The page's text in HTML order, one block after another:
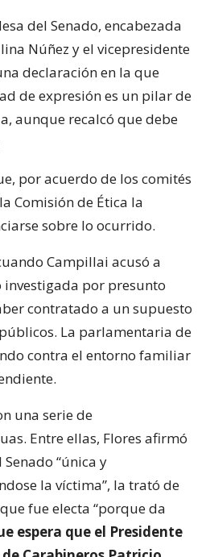
del Senado, encabezada
Núñez y el vicepresidente
declaración en la que
de expresión es un pilar de
aunque recalcó que debe
por acuerdo de los comités
Comisión de Ética la
sobre lo ocurrido.
Campillai acusó a
investigada por presunto
contratado a un supuesto
La parlamentaria de
contra el entorno familiar
una serie de
Entre ellas, Flores afirmó
“única y
la víctima”, la trató de
fue electa “porque da
espera que el Presidente